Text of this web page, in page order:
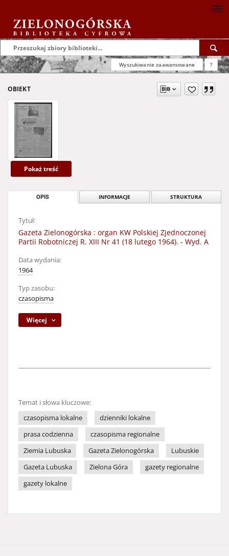
Wyszukiwanie zaawansowane ?
OBIEKT
Pokaż treść
OPIS INFORMACJE STRUKTURA
Tytuł:
Gazeta Zielonogórska : organ KW Polskiej Zjednoczonej
Partii Robotniczej R. XIII Nr 41 (18 lutego 1964). - Wyd. A
Data wydania:
1964
Typ zasobu:
czasopisma
Więcej
Temat i słowa kluczowe:
czasopisma lokalne
dzienniki lokalne
prasa codzienna
czasopisma regionalne
Ziemia Lubuska
Gazeta Zielonogórska
Lubuskie
Gazeta Lubuska
Zielona Góra
gazety regionalne
gazety lokalne